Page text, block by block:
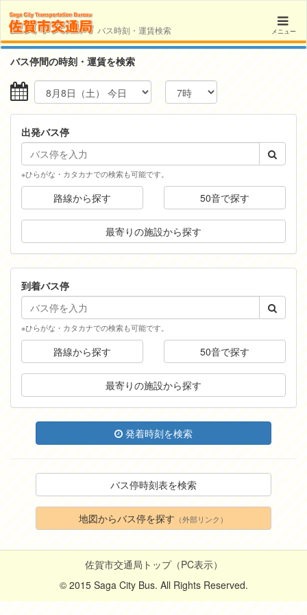
メニュー
バス時刻・運賃検索
バス停間の時刻・運賃を検索
出発バス停
※ひらがな・カタカナでの検索も可能です。
路線から探す 50音で探す
最寄りの施設から探す
到着バス停
※ひらがな・カタカナでの検索も可能です。
路線から探す 50音で探す
最寄りの施設から探す
発着時刻を検索
バス停時刻表を検索
地図からバス停を探す （外部リンク）
佐賀市交通局トップ（PC表示）
© 2015 Saga City Bus. All Rights Reserved.